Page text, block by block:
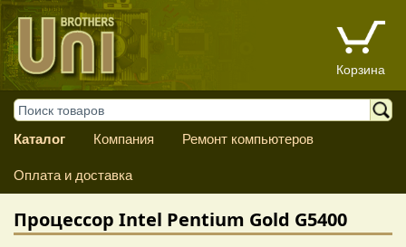
Корзина
Каталог Компания Ремонт компьютеров
Оплата и доставка
Процессор Intel Pentium Gold G5400